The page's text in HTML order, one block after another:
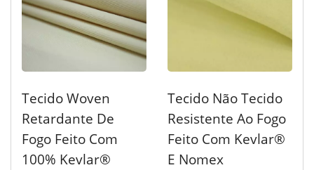
Tecido Woven
Retardante De
Fogo Feito Com
100% Kevlar®
Tecido Não Tecido
Resistente Ao Fogo
Feito Com Kevlar®
E Nomex